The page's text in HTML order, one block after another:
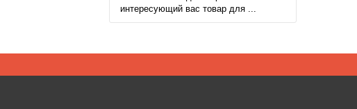
интересующий вас товар для ...